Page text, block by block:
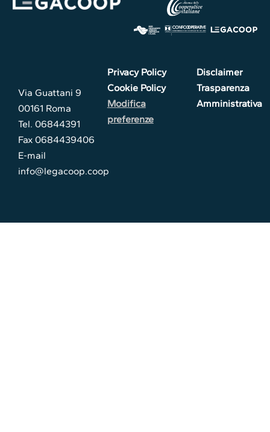
Via Guattani 9
00161 Roma
Tel. 06844391
Fax 0684439406
E-mail
info@legacoop.coop
Privacy Policy
Cookie Policy
Modifica
preferenze
Disclaimer
Trasparenza
Amministrativa